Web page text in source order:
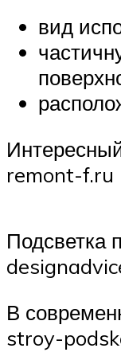
вид
remont-f.ru
Подсветка
В
stroy-